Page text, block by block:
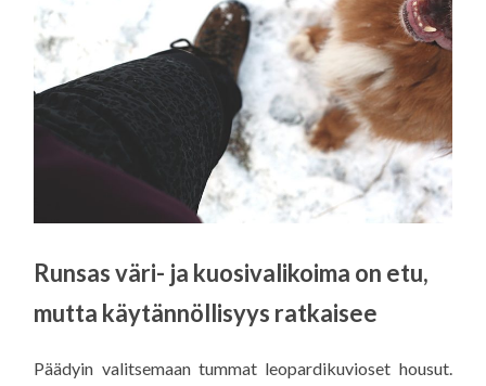
Runsas väri- ja kuosivalikoima on etu,
mutta käytännöllisyys ratkaisee
Päädyin valitsemaan tummat leopardikuvioset housut.